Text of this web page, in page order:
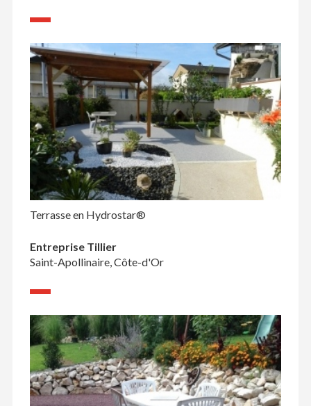
Terrasse en Hydrostar®
Entreprise Tillier
Saint-Apollinaire, Côte-d'Or